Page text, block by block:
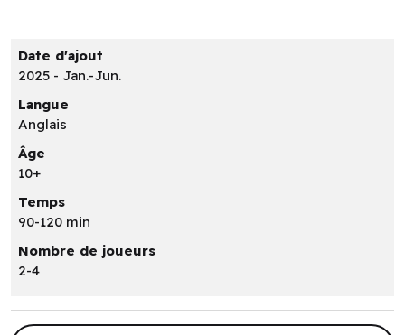
Date d'ajout
2025 - Jan.-Jun.
Langue
Anglais
Âge
10+
Temps
90-120 min
Nombre de joueurs
2-4